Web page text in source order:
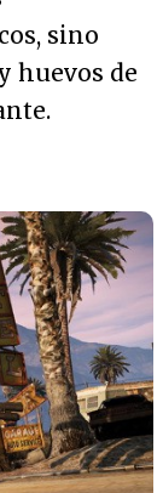
sino
huevos de